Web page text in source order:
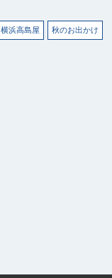
横浜高島屋 秋のお出かけ